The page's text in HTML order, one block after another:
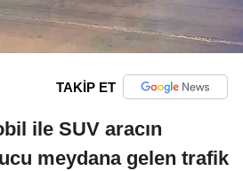
TAKİP ET
ile SUV aracın
meydana gelen trafik